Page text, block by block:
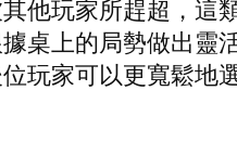
他玩家所趕超，這
桌上的局勢做出靈
玩家可以更寬鬆地